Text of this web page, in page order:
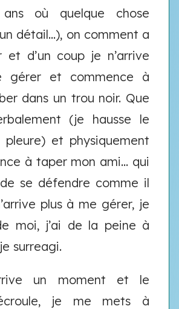
où quelque chose
détail...), on comment a
et d’un coup je n’arrive
gérer et commence à
dans un trou noir. Que
(je hausse le
et physiquement
à taper mon ami... qui
se défendre comme il
plus à me gérer, je
moi, j’ai de la peine à
surreagi.
un moment et le
je me mets à